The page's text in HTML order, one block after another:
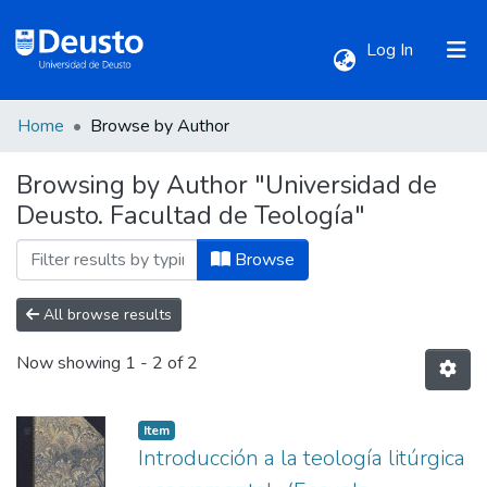
Log In (current)
All of DSpace
Home Browse by Author
Browsing by Author "Universidad de
Deusto. Facultad de Teología"
Browse
All browse results
Now showing 1 - 2 of 2
Item
Introducción a la teología litúrgica